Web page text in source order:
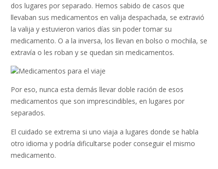
dos lugares por separado. Hemos sabido de casos que
llevaban sus medicamentos en valija despachada, se extravió
la valija y estuvieron varios días sin poder tomar su
medicamento. O a la inversa, los llevan en bolso o mochila, se
extravía o les roban y se quedan sin medicamentos.
Por eso, nunca esta demás llevar doble ración de esos
medicamentos que son imprescindibles, en lugares por
separados.
El cuidado se extrema si uno viaja a lugares donde se habla
otro idioma y podría dificultarse poder conseguir el mismo
medicamento.